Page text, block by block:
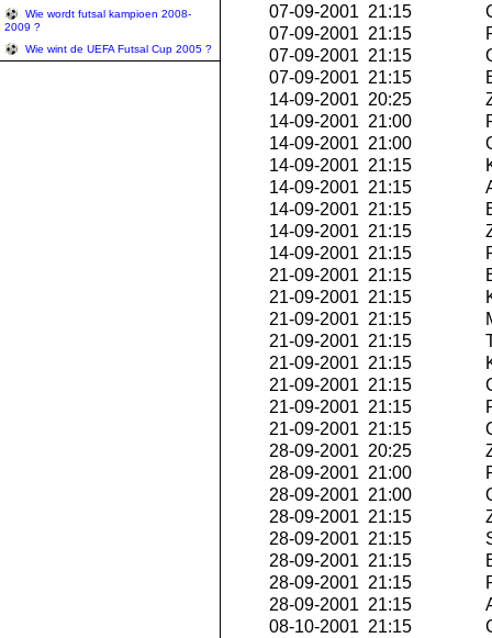
Wie wordt futsal kampioen 2008-
2009 ?
Wie wint de UEFA Futsal Cup 2005 ?
07-09-2001 21:15
07-09-2001 21:15
07-09-2001 21:15
07-09-2001 21:15
14-09-2001 20:25
14-09-2001 21:00
14-09-2001 21:00
14-09-2001 21:15
14-09-2001 21:15
14-09-2001 21:15
14-09-2001 21:15
14-09-2001 21:15
21-09-2001 21:15
21-09-2001 21:15
21-09-2001 21:15
21-09-2001 21:15
21-09-2001 21:15
21-09-2001 21:15
21-09-2001 21:15
21-09-2001 21:15
28-09-2001 20:25
28-09-2001 21:00
28-09-2001 21:00
28-09-2001 21:15
28-09-2001 21:15
28-09-2001 21:15
28-09-2001 21:15
28-09-2001 21:15
08-10-2001 21:15